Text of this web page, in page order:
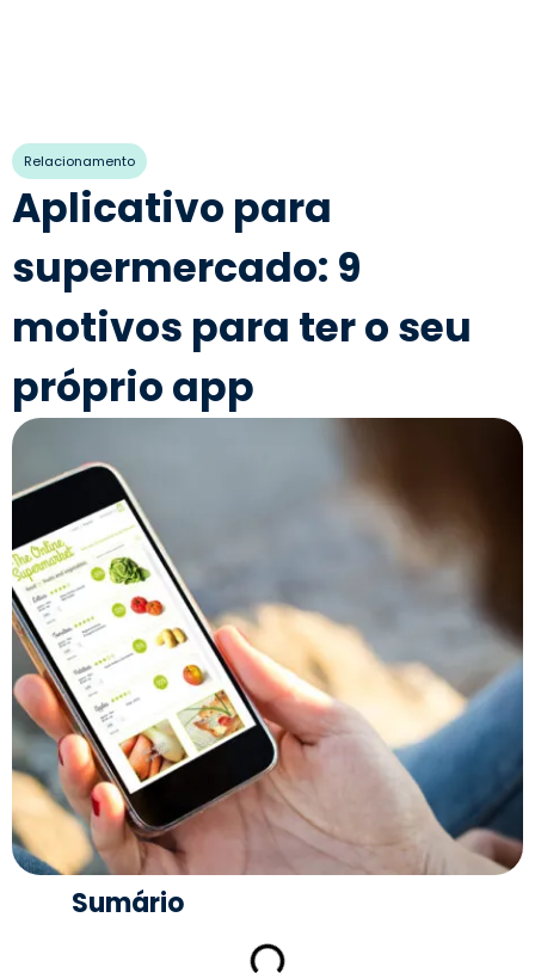
Relacionamento
Aplicativo para
supermercado: 9
motivos para ter o seu
próprio app
Sumário